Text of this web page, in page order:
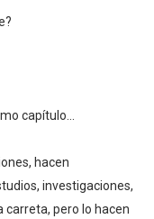
capítulo...
hacen
investigaciones,
carreta, pero lo hacen